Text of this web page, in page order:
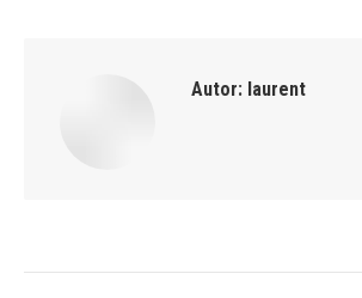
Autor: laurent